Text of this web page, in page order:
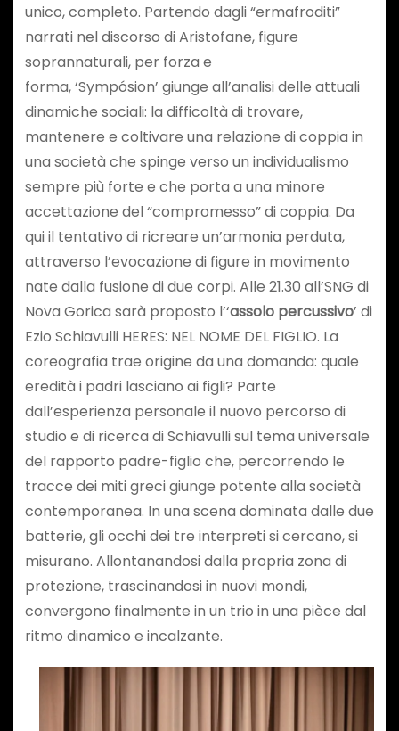
unico, completo. Partendo dagli “ermafroditi”
narrati nel discorso di Aristofane, figure
soprannaturali, per forza e
forma, ‘Sympósion’ giunge all’analisi delle attuali
dinamiche sociali: la difficoltà di trovare,
mantenere e coltivare una relazione di coppia in
una società che spinge verso un individualismo
sempre più forte e che porta a una minore
accettazione del “compromesso” di coppia. Da
qui il tentativo di ricreare un’armonia perduta,
attraverso l’evocazione di figure in movimento
nate dalla fusione di due corpi. Alle 21.30 all’SNG di
Nova Gorica sarà proposto l’‘assolo percussivo’ di
Ezio Schiavulli HERES: NEL NOME DEL FIGLIO. La
coreografia trae origine da una domanda: quale
eredità i padri lasciano ai figli? Parte
dall’esperienza personale il nuovo percorso di
studio e di ricerca di Schiavulli sul tema universale
del rapporto padre-figlio che, percorrendo le
tracce dei miti greci giunge potente alla società
contemporanea. In una scena dominata dalle due
batterie, gli occhi dei tre interpreti si cercano, si
misurano. Allontanandosi dalla propria zona di
protezione, trascinandosi in nuovi mondi,
convergono finalmente in un trio in una pièce dal
ritmo dinamico e incalzante.